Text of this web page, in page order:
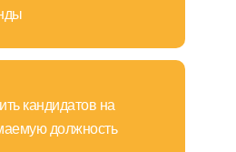
кандидатов на
должность